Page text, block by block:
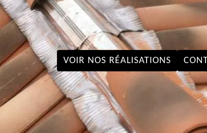
VOIR NOS RÉALISATIONS